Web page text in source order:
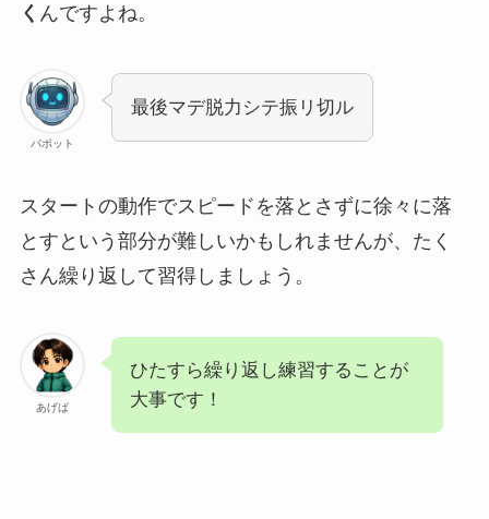
く んですよね。
バボット
最後マデ脱力シテ振リ切ル
スタートの動作でスピードを落とさずに徐々に落
とすという部分が難しいかもしれませんが、たく
さん繰り返して習得しましょう。
あげば
ひたすら繰り返し練習することが
大事です！